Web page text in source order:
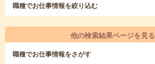
職種でお仕事情報を絞り込む
他の検索結果ページを見る
職種でお仕事情報をさがす